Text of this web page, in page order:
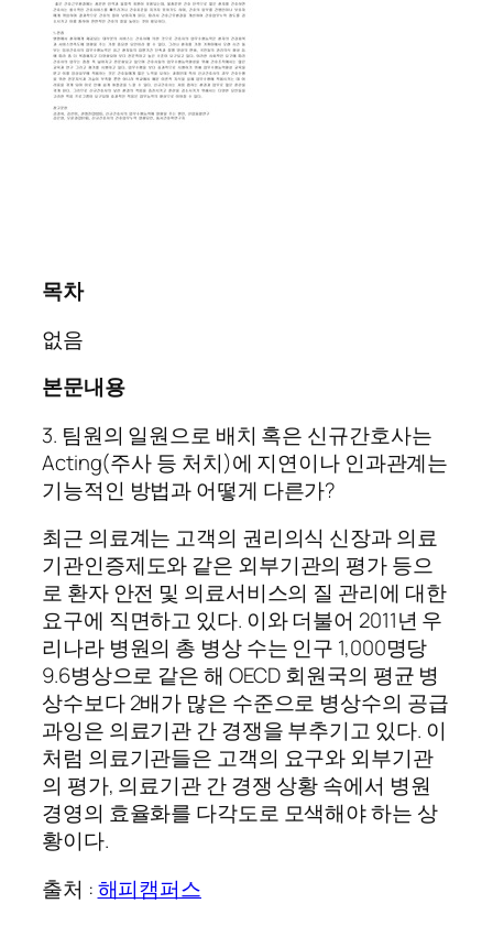
목차
없음
본문내용
3. 팀원의 일원으로 배치 혹은 신규간호사는
Acting(주사 등 처치)에 지연이나 인과관계는
기능적인 방법과 어떻게 다른가?
최근 의료계는 고객의 권리의식 신장과 의료
기관인증제도와 같은 외부기관의 평가 등으
로 환자 안전 및 의료서비스의 질 관리에 대한
요구에 직면하고 있다. 이와 더불어 2011년 우
리나라 병원의 총 병상 수는 인구 1,000명당
9.6병상으로 같은 해 OECD 회원국의 평균 병
상수보다 2배가 많은 수준으로 병상수의 공급
과잉은 의료기관 간 경쟁을 부추기고 있다. 이
처럼 의료기관들은 고객의 요구와 외부기관
의 평가, 의료기관 간 경쟁 상황 속에서 병원
경영의 효율화를 다각도로 모색해야 하는 상
황이다.
출처 :해피캠퍼스